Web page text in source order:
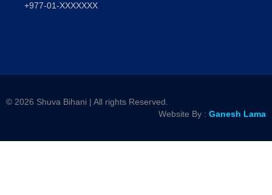
+977-01-XXXXXXX
© 2026 Shuva Bihani | All rights Reserved.
Website By : Ganesh Lama